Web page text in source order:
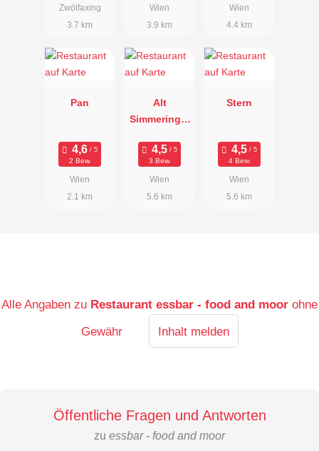
Zwölfaxing
3.7 km
Wien
3.9 km
Wien
4.4 km
Pan
2 Bew.
Wien
2.1 km
Alt
Simmeringer
3 Bew.
Wien
5.6 km
Stern
4 Bew.
Wien
5.6 km
Alle Angaben zu Restaurant essbar - food and moor ohne
Gewähr
Inhalt melden
Öffentliche Fragen und Antworten
zu essbar - food and moor